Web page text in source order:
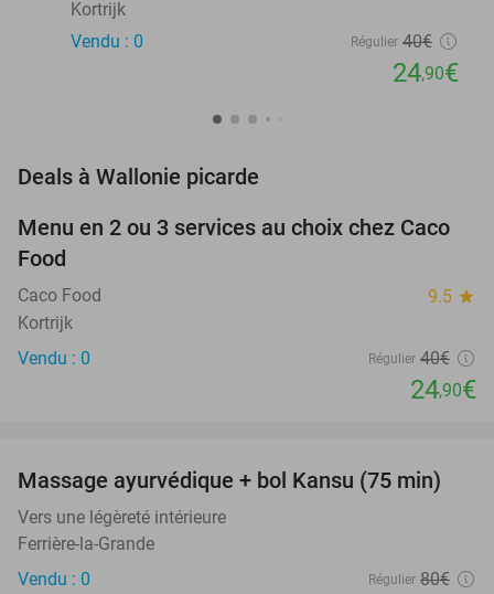
Kortrijk
Vendu : 0
Régulier 40€
24,90€
Deals à Wallonie picarde
38%
TODAY
Menu en 2 ou 3 services au choix chez Caco
Food
Caco Food 9.5 star
Kortrijk
Vendu : 0
Régulier 40€
24,90€
43%
TODAY
Massage ayurvédique + bol Kansu (75 min)
Vers une légèreté intérieure
Ferrière-la-Grande
Vendu : 0
Régulier 80€